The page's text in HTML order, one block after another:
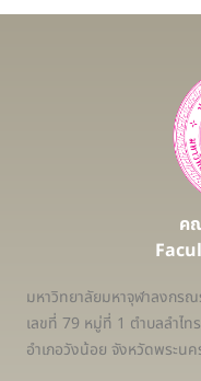
ค
มหาวิทยาลัยมหาจุฬาลงกรณ
เลขที่ 79 หมู่ที่ 1 ตำบลลำไทร
อำเภอวังน้อย จังหวัดพระน